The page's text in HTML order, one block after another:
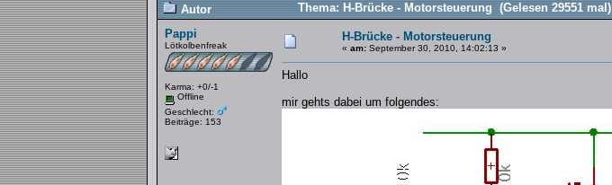
Autor
Thema: H-Brücke - Motorsteuerung (Gelesen 29551 mal)
Pappi
Lötkolbenfreak
Karma: +0/-1
Offline
Geschlecht:
Beiträge: 153
H-Brücke - Motorsteuerung
« am: September 30, 2010, 14:02:13 »
Hallo
mir gehts dabei um folgendes: